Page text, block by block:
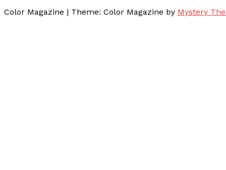
Color Magazine | Theme: Color Magazine by Mystery